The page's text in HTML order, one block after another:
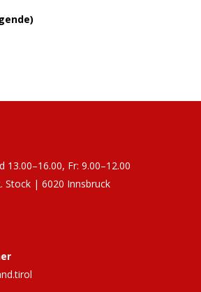
13.00–16.00, Fr: 9.00–12.00
Stock | 6020 Innsbruck